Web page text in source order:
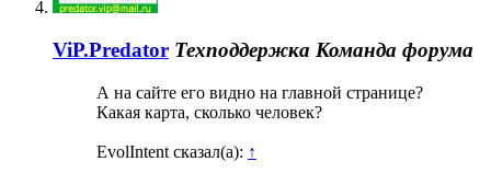
ViP.Predator Техподдержка Команда форума
А на сайте его видно на главной странице?
Какая карта, сколько человек?
EvolIntent сказал(а): ↑